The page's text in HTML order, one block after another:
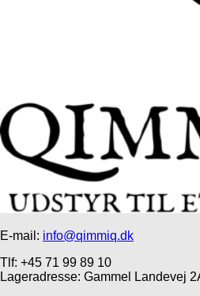
E-mail: info@qimmiq.dk
Tlf: +45 71 99 89 10
Lageradresse: Gammel Landevej